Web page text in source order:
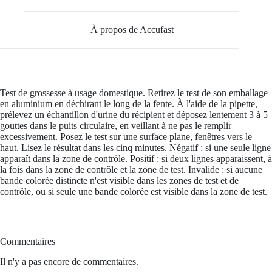
À propos de Accufast
Test de grossesse à usage domestique. Retirez le test de son emballage
en aluminium en déchirant le long de la fente. À l'aide de la pipette,
prélevez un échantillon d'urine du récipient et déposez lentement 3 à 5
gouttes dans le puits circulaire, en veillant à ne pas le remplir
excessivement. Posez le test sur une surface plane, fenêtres vers le
haut. Lisez le résultat dans les cinq minutes. Négatif : si une seule ligne
apparaît dans la zone de contrôle. Positif : si deux lignes apparaissent, à
la fois dans la zone de contrôle et la zone de test. Invalide : si aucune
bande colorée distincte n'est visible dans les zones de test et de
contrôle, ou si seule une bande colorée est visible dans la zone de test.
Commentaires
Il n'y a pas encore de commentaires.